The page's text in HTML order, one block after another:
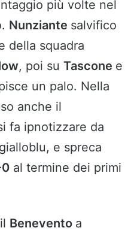
più volte nel
Nunziante salvifico
della squadra
, poi su Tascone e
un palo. Nella
anche il
fa ipnotizzare da
e spreca
al termine dei primi
Benevento a